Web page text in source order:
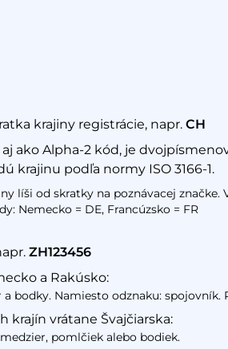
krajiny registrácie, napr. CH
aj ako Alpha-2 kód, je
krajinu podľa normy ISO 3166-1.
líši od skratky na poznávacej
Nemecko = DE, Francúzsko = FR
ZH123456
a Rakúsko:
a bodky. Namiesto odznaku: spojovník.
krajín vrátane Švajčiarska:
pomlčiek alebo bodiek.